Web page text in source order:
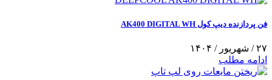
فن پردازنده دیپ کول AK400 DIGITAL WH
۲۷ / شهریور / ۱۴۰۴
ادامه مطلب